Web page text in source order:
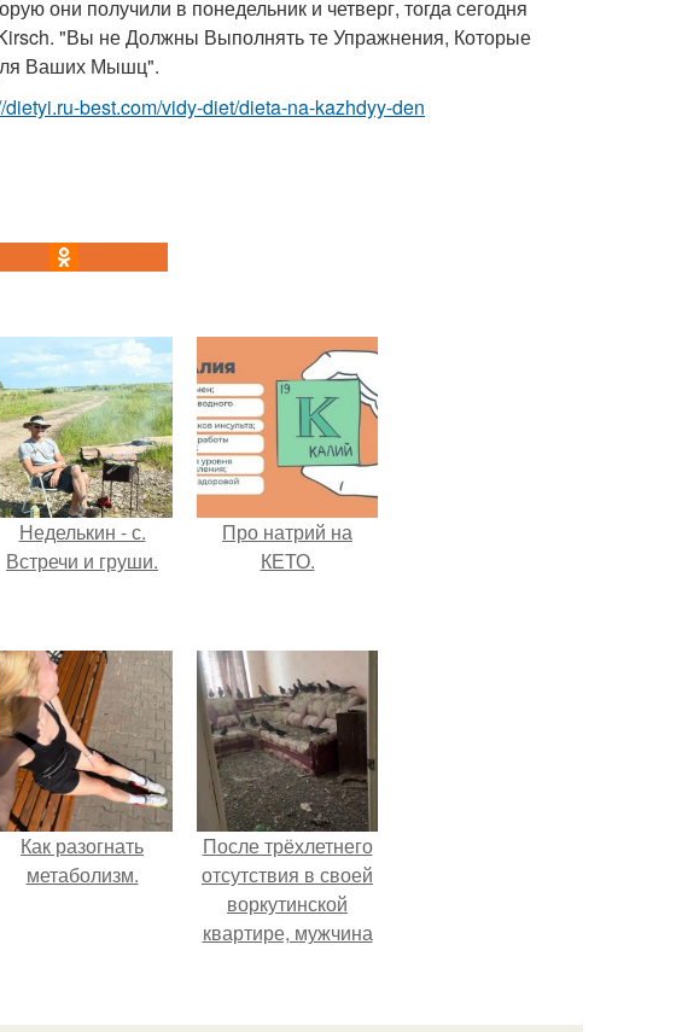
они получили в понедельник и четверг, тогда сегодня
"Вы не Должны Выполнять те Упражнения, Которые
Ваших Мышц".
dietyi.ru-best.com/vidy-diet/dieta-na-kazhdyy-den
Неделькин - с.
Встречи и груши.
Про натрий на
КЕТО.
Как разогнать
метаболизм.
После трёхлетнего
отсутствия в своей
воркутинской
квартире, мужчина
жилище стало